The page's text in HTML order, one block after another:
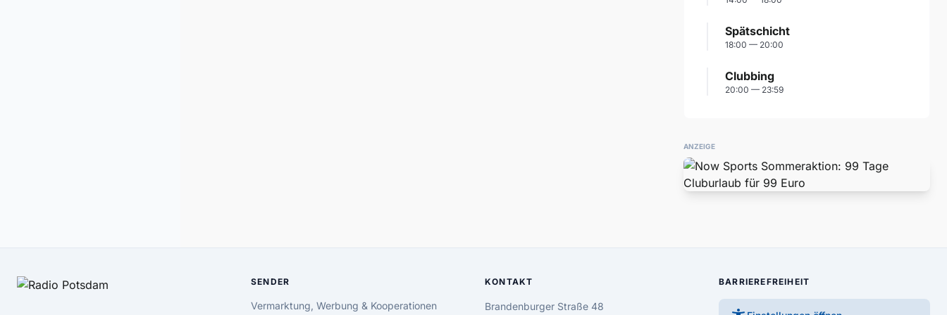
Spätschicht
18:00 — 20:00
Clubbing
20:00 — 23:59
ANZEIGE
SENDER
Vermarktung, Werbung & Kooperationen
KONTAKT
Brandenburger Straße 48
BARRIEREFREIHEIT